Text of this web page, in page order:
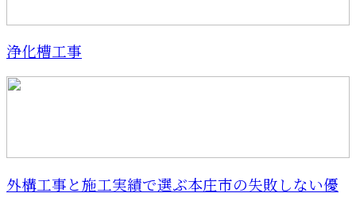
浄化槽工事
外構工事と施工実績で選ぶ本庄市の失敗しない優